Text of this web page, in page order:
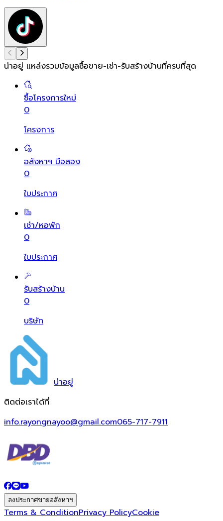
น่าอยู่ แหล่งรวมข้อมูลซื้อขาย-เช่า-รับสร้างบ้านที่ครบที่สุด
ซื้อโครงการใหม่
0
โครงการ
อสังหาฯ มือสอง
0
ใบประกาศ
เช่า/หอพัก
0
ใบประกาศ
รับสร้างบ้าน
0
บริษัท
น่าอยู่
ติดต่อเราได้ที่
info.rayongnayoo@gmail.com065-717-7911
ลงประกาศขายอสังหาฯ
Terms & ConditionPrivacy PolicyCookie